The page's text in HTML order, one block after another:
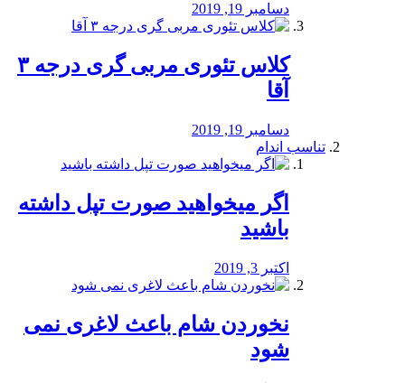
دسامبر 19, 2019
کلاس تئوری مربی گری درجه ۳
آقا
دسامبر 19, 2019
تناسب اندام
اگر میخواهید صورت تپل داشته
باشید
اکتبر 3, 2019
نخوردن شام باعث لاغری نمی
‌شود